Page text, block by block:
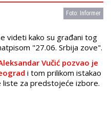
Foto: Informer
videti kako su građani tog
"27.06. Srbija zove".
Vučić pozvao je
i tom prilikom istakao
liste za predstojeće izbore.